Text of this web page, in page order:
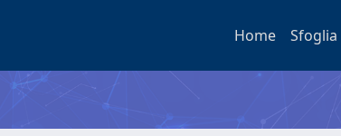
Home Sfoglia